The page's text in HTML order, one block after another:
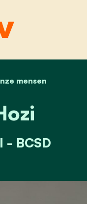
mensen
hozi
- BCSD